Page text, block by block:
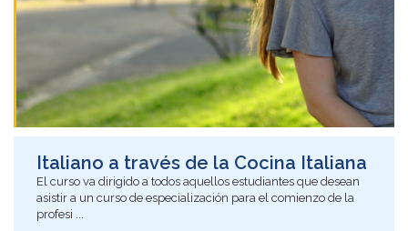
Italiano a través de la Cocina Italiana
El curso va dirigido a todos aquellos estudiantes que desean
asistir a un curso de especialización para el comienzo de la
profesi ...